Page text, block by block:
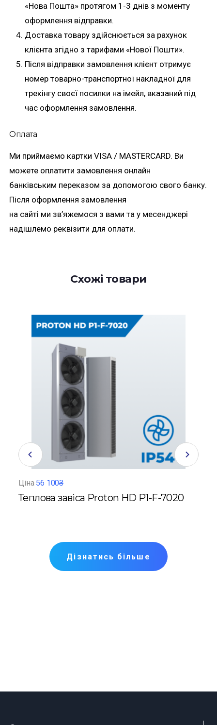
«Нова Пошта» протягом 1-3 днів з моменту
оформлення відправки.
Доставка товару здійснюється за рахунок
клієнта згідно з тарифами «Нової Пошти».
Після відправки замовлення клієнт отримує
номер товарно-транспортної накладної для
трекінгу своєї посилки на імейл, вказаний під
час оформлення замовлення.
Оплата
Ми приймаємо картки VISA / MASTERCARD. Ви
можете оплатити замовлення онлайн
банківським переказом за допомогою свого банку.
Після оформлення замовлення
на сайті ми зв’яжемося з вами та у месенджері
надішлемо реквізити для оплати.
Схожі товари
Ціна 56 100₴
Теплова завіса Proton HD P1-F-7020
Дізнатись більше